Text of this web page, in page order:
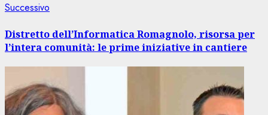
Successivo
Distretto dell’Informatica Romagnolo, risorsa per
l’intera comunità: le prime iniziative in cantiere